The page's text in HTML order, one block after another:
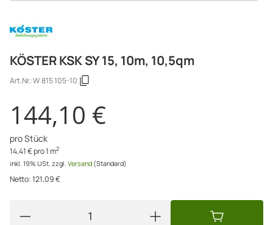
KÖSTER KSK SY 15, 10m, 10,5qm
Art.Nr.:W 815 105-10
144,10 €
pro Stück
14,41 € pro 1 m2
inkl. 19% USt. zzgl. Versand (Standard)
Netto:121,09€